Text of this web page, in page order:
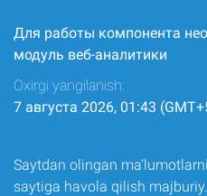
Для работы компонента
модуль веб-аналитики
Oxirgi yangilanish:
7 августа 2026, 01:43
Saytdan olingan
saytiga havola qilish